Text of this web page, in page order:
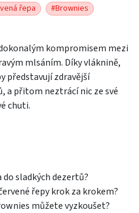
řepa
#Brownies
kompromisem mezi
mlsáním. Díky vláknině,
představují zdravější
a přitom neztrácí nic ze své
chuti.
do sladkých dezertů?
řepy krok za krokem?
můžete vyzkoušet?